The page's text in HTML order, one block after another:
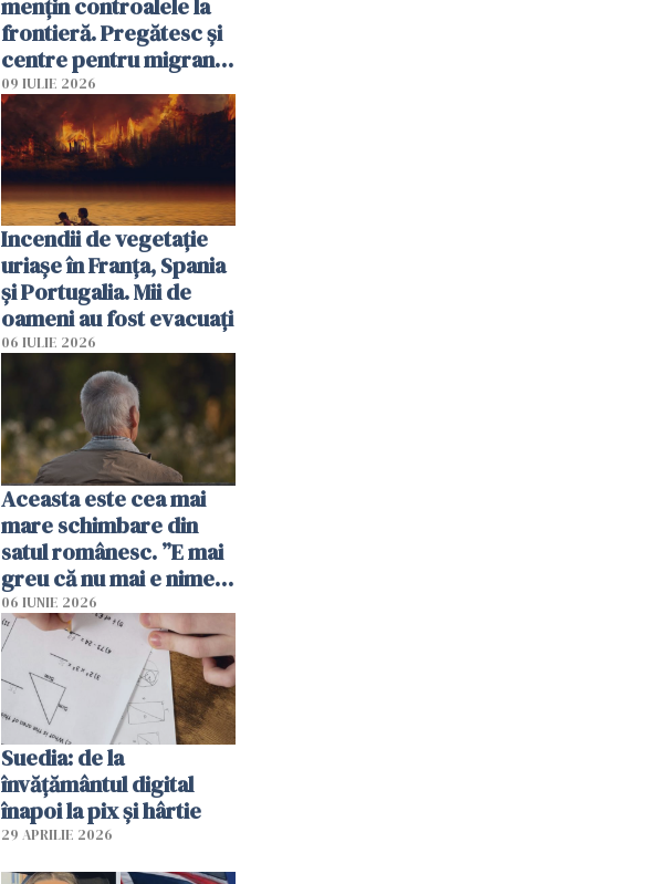
mențin controalele la
frontieră. Pregătesc și
centre pentru migranții
respinși din UE
09 IULIE 2026
Incendii de vegetație
uriașe în Franța, Spania
și Portugalia. Mii de
oameni au fost evacuați
06 IULIE 2026
Aceasta este cea mai
mare schimbare din
satul românesc. ”E mai
greu că nu mai e nimeni
pe-aici, prin jur”
06 IUNIE 2026
Suedia: de la
învățământul digital
înapoi la pix și hârtie
29 APRILIE 2026